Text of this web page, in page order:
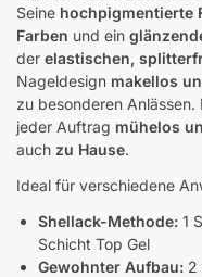
Seine hochpigmentierte
Farben und ein
der elastischen,
Nageldesign makellos
zu besonderen Anlässen.
jeder Auftrag mühelos
auch zu Hause.
Ideal für verschiedene
Shellack-Methode: 1
Schicht Top Gel
Gewohnter Aufbau: 2